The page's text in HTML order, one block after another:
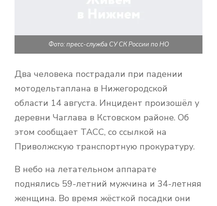
Ю
Фото: пресс-служба СУ СК России по НО
Два человека пострадали при падении
мотодельтаплана в Нижегородской
области 14 августа. Инцидент произошёл у
деревни Чаглава в Кстовском районе. Об
этом сообщает ТАСС, со ссылкой на
Приволжскую транспортную прокуратуру.
В небо на летательном аппарате
поднялись 59-летний мужчина и 34-летняя
женщина. Во время жёсткой посадки они